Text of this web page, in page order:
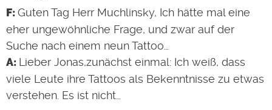
Guten Tag Herr Muchlinsky, Ich hätte mal eine
eher ungewöhnliche Frage, und zwar auf der
Suche nach einem neun Tattoo…
Lieber Jonas,zunächst einmal: Ich weiß, dass
viele Leute ihre Tattoos als Bekenntnisse zu etwas
verstehen. Es ist nicht…